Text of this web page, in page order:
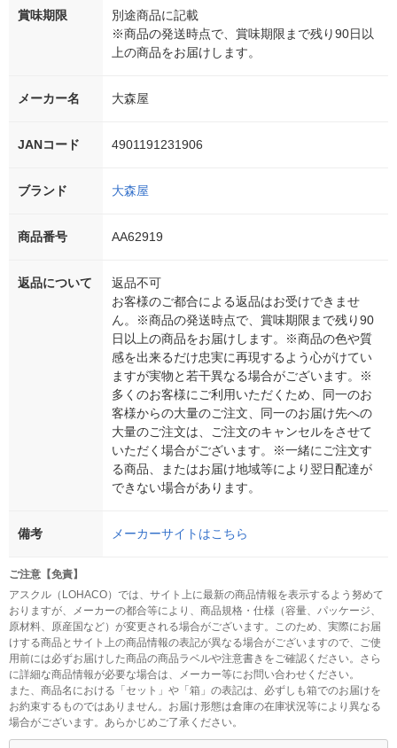
賞味期限
別途商品に記載
※商品の発送時点で、賞味期限まで残り90日以
上の商品をお届けします。
メーカー名 大森屋
JANコード 4901191231906
ブランド 大森屋
商品番号 AA62919
返品について
返品不可
お客様のご都合による返品はお受けできませ
ん。※商品の発送時点で、賞味期限まで残り90
日以上の商品をお届けします。※商品の色や質
感を出来るだけ忠実に再現するよう心がけてい
ますが実物と若干異なる場合がございます。※
多くのお客様にご利用いただくため、同一のお
客様からの大量のご注文、同一のお届け先への
大量のご注文は、ご注文のキャンセルをさせて
いただく場合がございます。※一緒にご注文す
る商品、またはお届け地域等により翌日配達が
できない場合があります。
備考 メーカーサイトはこちら
ご注意【免責】
アスクル（LOHACO）では、サイト上に最新の商品情報を表示するよう努めて
おりますが、メーカーの都合等により、商品規格・仕様（容量、パッケージ、
原材料、原産国など）が変更される場合がございます。このため、実際にお届
けする商品とサイト上の商品情報の表記が異なる場合がございますので、ご使
用前には必ずお届けした商品の商品ラベルや注意書きをご確認ください。さら
に詳細な商品情報が必要な場合は、メーカー等にお問い合わせください。
また、商品名における「セット」や「箱」の表記は、必ずしも箱でのお届けを
お約束するものではありません。お届け形態は倉庫の在庫状況等により異なる
場合がございます。あらかじめご了承ください。